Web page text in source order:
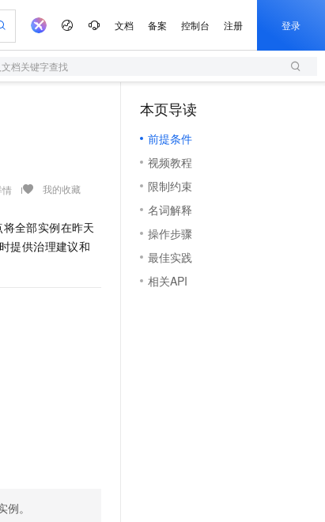
文档 备案 控制台 注册 登录
档关键字查找
情 我的收藏
将全部实例在昨天
提供治理建议和
。
本页导读
前提条件
视频教程
限制约束
名词解释
操作步骤
最佳实践
相关API
语音识别与合成
Qwen3-TTS-Flash
全托管，含MySQL、PostgreSQL、SQL Server、MariaDB多引擎
编程平台
轻量应用服务器
数字证书管理服务（原SSL证书）
实现全站HTTPS，呈现可信的WEB访问
大数据开发治理平台 DataWorks
V4-Pro
从聊天伙伴进化为能主动干活的本地数字员工
一句话生成原生可编辑精美 PPT 文稿
输入一句话想法, 轻松生成专业的 PPT
一键部署幻兽帕鲁游戏服务器
一键购买专属联机服务器，轻松开启游戏
漫剧工坊：一站式动画创作平台
快速生产连贯的高质量长漫剧
10 分钟搭建微信、支付宝小程序
高效部署网站，快速应用到小程序
一键激活电商全链路生产力
高效打造优质广告素材
AI 活动
AI 生产力先锋
先锋实践拓展 AI 生产力的边界
飞天发布时刻
所见，即是所愿
AI 实训营
从基础到进阶，Agent 创客手把手教你
创新加速
阿里云 OPC 创新助力计划
Token 补贴，五大权
益加速 OPC 成功
专业服务
公司注册
上云迁移
代维服务
服务伙伴合作计划
Al MaaS 服务伙伴赋能合作
伙伴信用分合作计划
更多支持
合作伙伴培训与认证
查询合作伙伴
登录合作伙伴管理后台
开发者社区
镜像站
我要反馈
我要建议
加入我们
校园招聘